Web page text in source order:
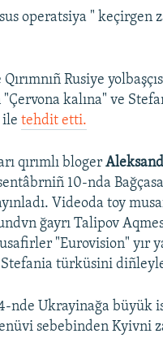
operatsiya "
Rusiye
kalına" ve
iletehdit etti.
qırımlı bloger
10-nda
Videoda toy
ğayrı Talipov
"Eurovision" yır
Stefania türküsini
nde Ukrayinağa büyük
sebebinden Kyivni